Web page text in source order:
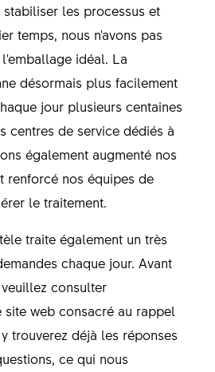
les processus et
temps, nous n'avons pas
idéal. La
désormais plus facilement
jour plusieurs centaines
centres de service dédiés à
également augmenté nos
renforcé nos équipes de
le traitement.
traite également un très
chaque jour. Avant
consulter
site web consacré au rappel
trouverez déjà les réponses
ce qui nous